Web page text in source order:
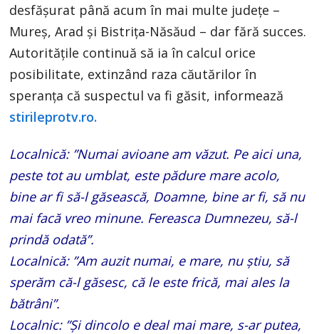
desfășurat până acum în mai multe județe –
Mureș, Arad și Bistrița-Năsăud – dar fără succes.
Autoritățile continuă să ia în calcul orice
posibilitate, extinzând raza căutărilor în
speranța că suspectul va fi găsit, informează
stirileprotv.ro.
Localnică: ”Numai avioane am văzut. Pe aici una,
peste tot au umblat, este pădure mare acolo,
bine ar fi să-l găsească, Doamne, bine ar fi, să nu
mai facă vreo minune. Fereasca Dumnezeu, să-l
prindă odată”.
Localnică: ”Am auzit numai, e mare, nu știu, să
sperăm că-l găsesc, că le este frică, mai ales la
bătrâni”.
Localnic: ”Și dincolo e deal mai mare, s-ar putea,